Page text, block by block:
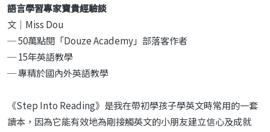
語言學習專家寶貴經驗談
文｜Miss Dou
─ 50萬點閱「Douze Academy」部落客作者
─ 15年英語教學
─ 專精於國內外英語教學
《Step Into Reading》是我在帶初學孩子學英文時常用的一套
讀本，因為它能有效地為剛接觸英文的小朋友建立信心及成就